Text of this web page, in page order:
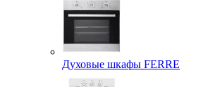
Духовые шкафы FERRE